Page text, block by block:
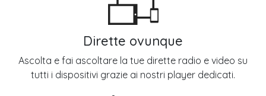
Dirette ovunque
Ascolta e fai ascoltare la tue dirette radio e video su
tutti i dispositivi grazie ai nostri player dedicati.